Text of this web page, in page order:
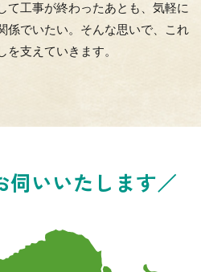
て工事が終わったあとも、気軽に
係でいたい。そんな思いで、これ
支えていきます。
伺いいたします／